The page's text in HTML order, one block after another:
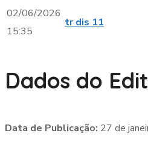
02/06/2026
15:35
tr dis 11
Dados do
Data de Publicação: 27 de